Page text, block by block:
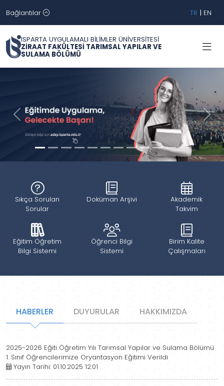
Bağlantılar TR | EN
ISPARTA UYGULAMALI BİLİMLER ÜNİVERSİTESİ
ZİRAAT FAKÜLTESİ TARIMSAL YAPILAR VE
SULAMA BÖLÜMÜ
Geri İleri
Sıkça Sorulan
Sorular
Doküman Arşivi
Akademik
Takvim
Eğitim Öğretim
Bilgi Sistemi
Öğrenci Bilgi
Sistemi
Birim Kalite
Çalışmaları
HABERLER DUYURULAR HAKKIMIZDA
2025-2026 Eğiti Öğretim Yılı Tarımsal Yapılar ve Sulama Bölümü
1. Sınıf Öğrencilerimize Oryantasyon Eğitimi Verildi
Yayın Tarihi: 01.10.2025 12:01